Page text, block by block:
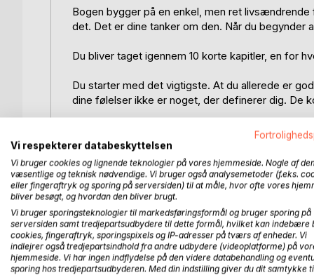
Bogen bygger på en enkel, men ret
det. Det er dine tanker om den. Når du begynder
Du bliver taget igennem 10 korte kapitler, en for
Du starter med det vigtigste. At du allerede er
dine følelser ikke er noget, der definerer dig. De
Du får også øje på, hvordan sociale medier kan
overtænker. Ikke fordi der er noget galt med dig,
Undervejs lærer du at tage pauser uden dårlig
hverdagen faktisk kan ændre retningen på dit liv.
Hvert kapitel er bygget simpelt op med
sætning", du kan bruge i din hverdag. Derudover
kapitlerne bliver uddybet, så du kan forstå det
Vi respekterer databeskyttelsen
Vi bruger cookies og lignende teknologier på vores hjemmeside. Nogle af
væsentlige og teknisk nødvendige. Vi bruger også analysemetoder (f.eks.
eller fingeraftryk og sporing på serversiden) til at måle, hvor ofte vores
bliver besøgt, og hvordan den bliver brugt.
Vi bruger sporingsteknologier til markedsføringsformål og bruger sporing på
serversiden samt tredjepartsudbydere til dette formål, hvilket kan indebære
cookies, fingeraftryk, sporingspixels og IP-adresser på tværs af enheder. Vi
indlejrer også tredjepartsindhold fra andre udbydere (videoplatforme) på
hjemmeside. Vi har ingen indflydelse på den videre databehandling og
sporing hos tredjepartsudbyderen. Med din indstilling giver du dit samtykke